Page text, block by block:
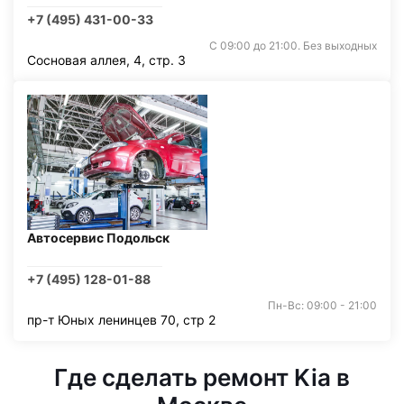
+7 (495) 431-00-33
С 09:00 до 21:00. Без выходных
Сосновая аллея, 4, стр. 3
Автосервис Подольск
+7 (495) 128-01-88
Пн-Вс: 09:00 - 21:00
пр-т Юных ленинцев 70, стр 2
Где сделать ремонт Kia в